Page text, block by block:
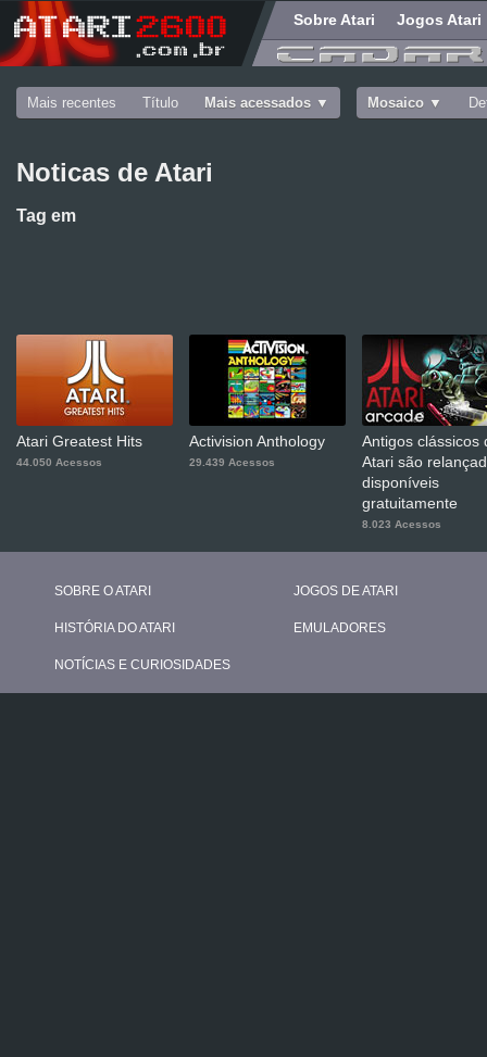
Sobre Atari Jogos Atari
Mais recentes Título Mais acessados Mosaico
Noticas de Atari
Tag em
Atari Greatest Hits
44.050 Acessos
Activision Anthology
29.439 Acessos
Antigos clássicos
Atari são
disponíveis
gratuitamente
8.023 Acessos
SOBRE O ATARI
HISTÓRIA DO ATARI
NOTÍCIAS E CURIOSIDADES
JOGOS DE ATARI
EMULADORES